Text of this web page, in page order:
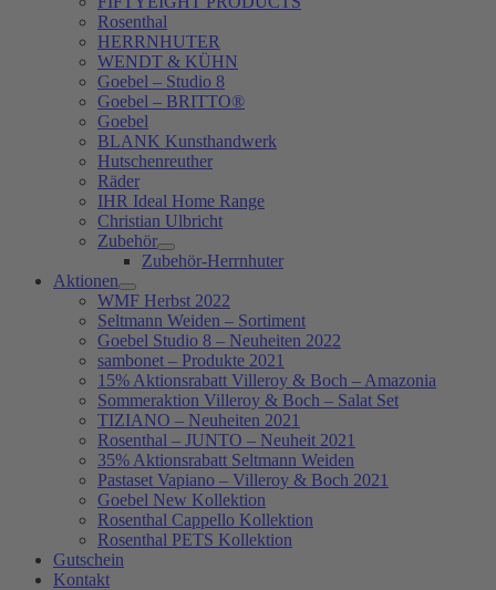
Rosenthal
HERRNHUTER
WENDT & KÜHN
Goebel – Studio 8
Goebel – BRITTO®
Goebel
BLANK Kunsthandwerk
Hutschenreuther
Räder
IHR Ideal Home Range
Christian Ulbricht
Zubehör
Zubehör-Herrnhuter
Aktionen
WMF Herbst 2022
Seltmann Weiden – Sortiment
Goebel Studio 8 – Neuheiten 2022
sambonet – Produkte 2021
15% Aktionsrabatt Villeroy & Boch – Amazonia
Sommeraktion Villeroy & Boch – Salat Set
TIZIANO – Neuheiten 2021
Rosenthal – JUNTO – Neuheit 2021
35% Aktionsrabatt Seltmann Weiden
Pastaset Vapiano – Villeroy & Boch 2021
Goebel New Kollektion
Rosenthal Cappello Kollektion
Rosenthal PETS Kollektion
Gutschein
Kontakt